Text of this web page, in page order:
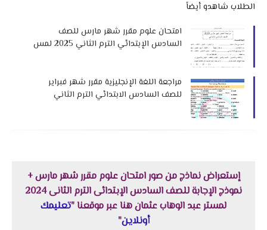
الطلاب شاهدو أيضاً
امتحان علوم مقرر شهر مارس للصف
السادس الإبتدائي الترم الثاني 2025 لمس
مراجعة اللغة الإنجليزية مقرر شهر فبراير
للصف السادس الابتدائي الترم الثاني
إستعراض نماذج من صور امتحان علوم مقرر شهر مارس +
نموذج الإجابة للصف السادس الإبتدائى الترم الثانى 2024
لمستر عبد الوهاب عثمان هنا عبر موقعنا "تعليمك
أونلاين"